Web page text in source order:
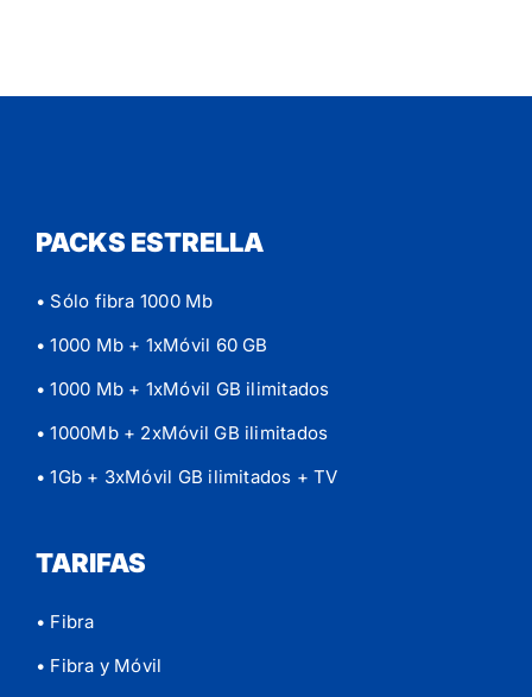
PACKS ESTRELLA
• Sólo fibra 1000 Mb
• 1000 Mb + 1xMóvil 60 GB
• 1000 Mb + 1xMóvil GB ilimitados
• 1000Mb + 2xMóvil GB ilimitados
• 1Gb + 3xMóvil GB ilimitados + TV
TARIFAS
• Fibra
• Fibra y Móvil